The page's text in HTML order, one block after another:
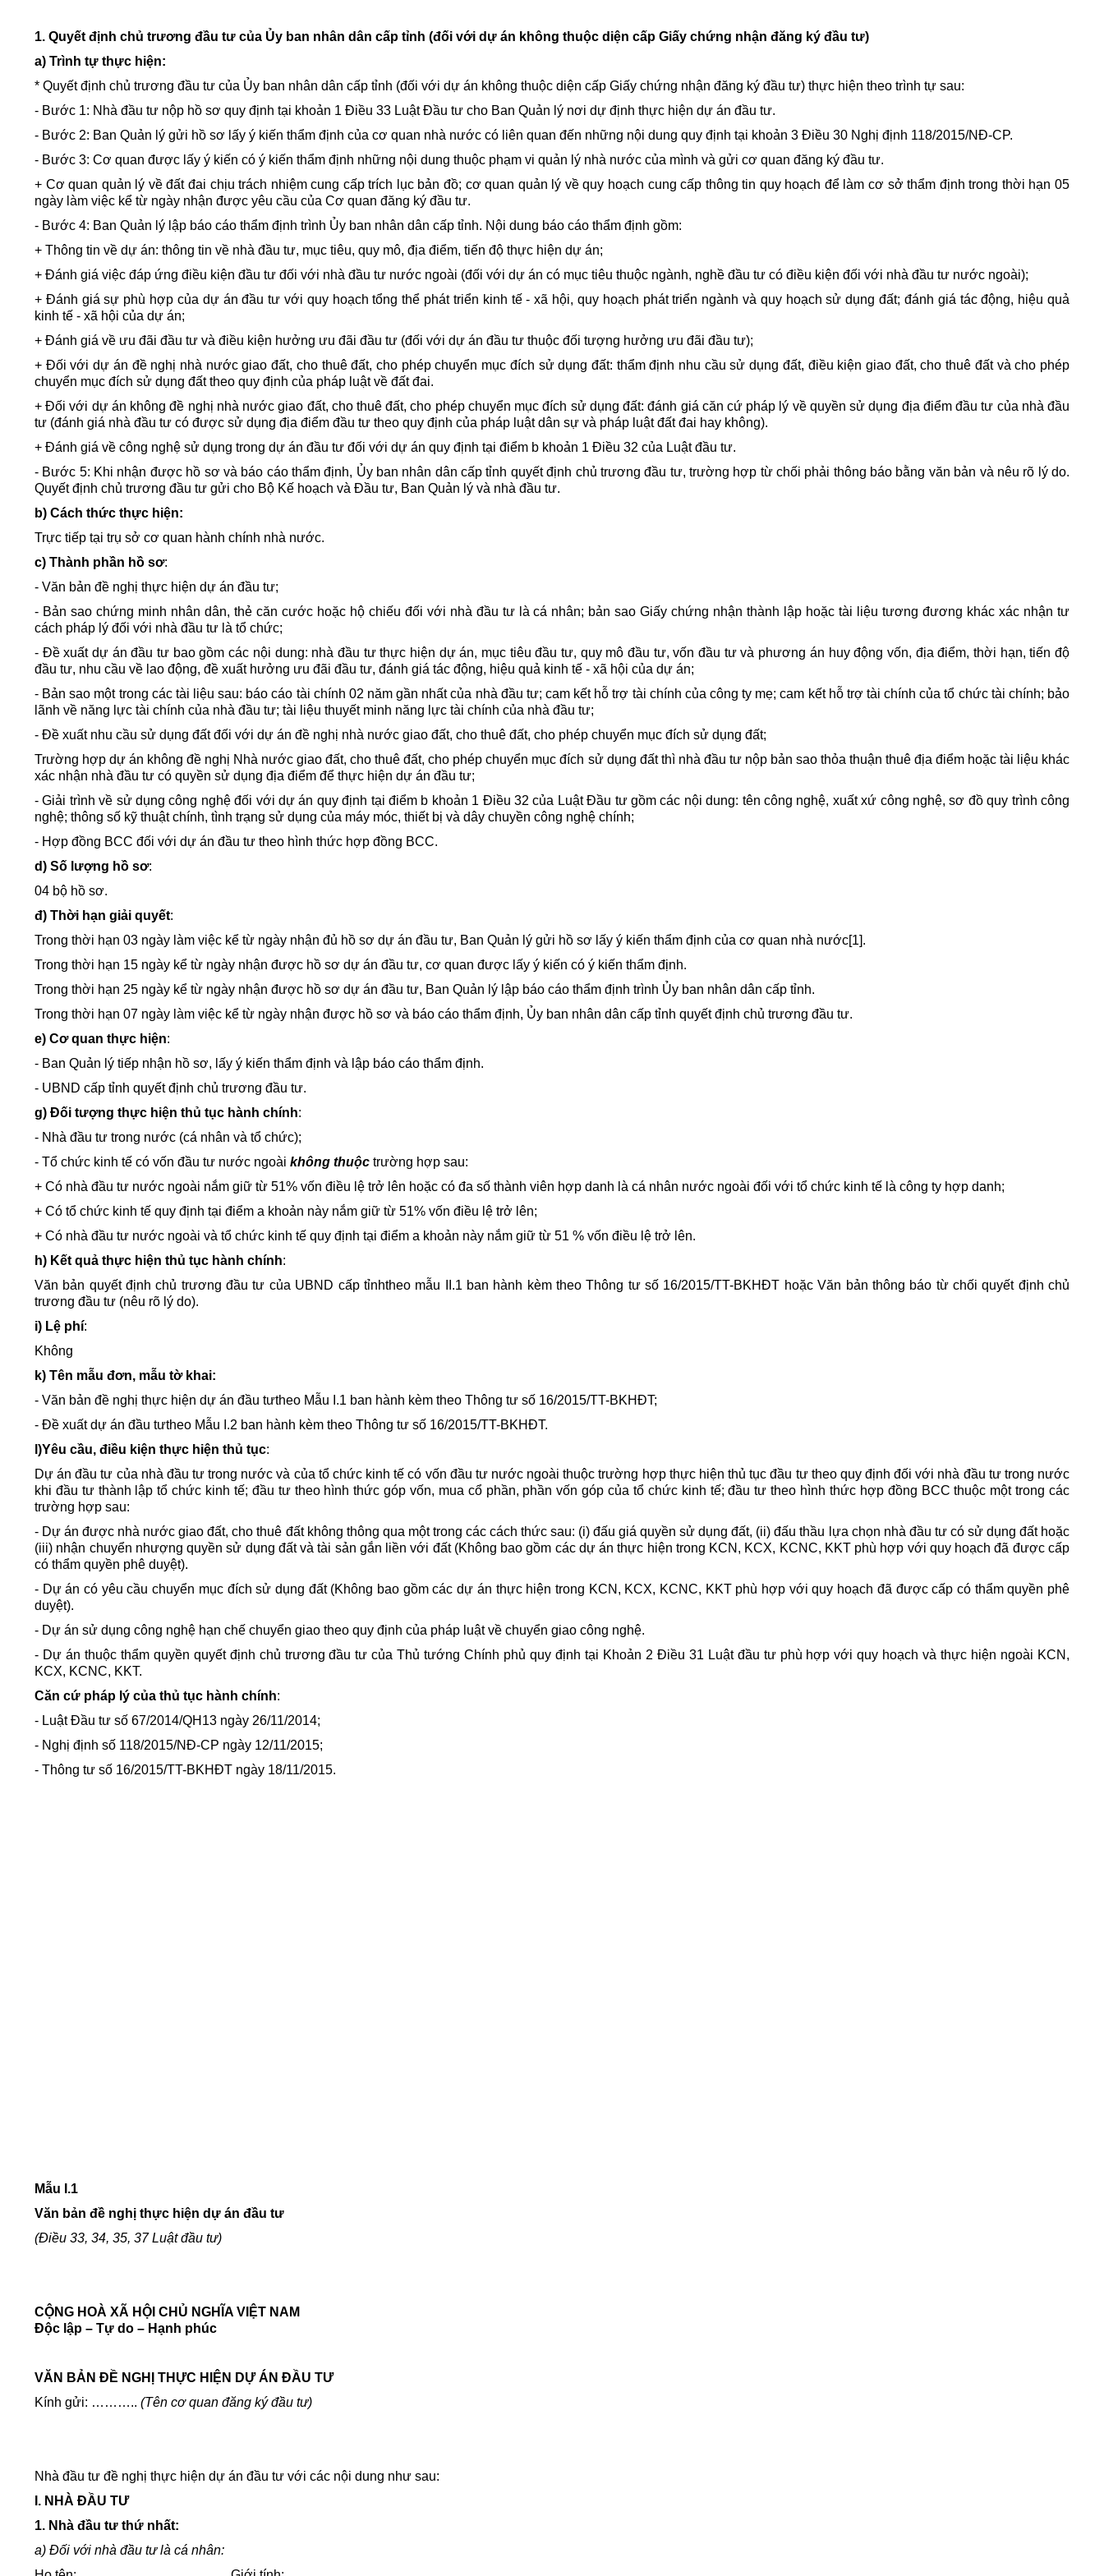
Tuyên truyền
Xin ý kiến về dự thảo văn bản quy phạm pháp luật
Thông báo mời họp
1. Quyết định chủ trương đầu tư của Ủy ban nhân dân cấp tỉnh (đối với dự án không thuộc diện cấp Giấy chứng nhận đăng ký đầu tư)
a) Trình tự thực hiện:
* Quyết định chủ trương đầu tư của Ủy ban nhân dân cấp tỉnh (đối với dự án không thuộc diện cấp Giấy chứng nhận đăng ký đầu tư) thực hiện theo trình tự sau:
- Bước 1: Nhà đầu tư nộp hồ sơ quy định tại khoản 1 Điều 33 Luật Đầu tư cho Ban Quản lý nơi dự định thực hiện dự án đầu tư.
- Bước 2: Ban Quản lý gửi hồ sơ lấy ý kiến thẩm định của cơ quan nhà nước có liên quan đến những nội dung quy định tại khoản 3 Điều 30 Nghị định 118/2015/NĐ-CP.
- Bước 3: Cơ quan được lấy ý kiến có ý kiến thẩm định những nội dung thuộc phạm vi quản lý nhà nước của mình và gửi cơ quan đăng ký đầu tư.
+ Cơ quan quản lý về đất đai chịu trách nhiệm cung cấp trích lục bản đồ; cơ quan quản lý về quy hoạch cung cấp thông tin quy hoạch để làm cơ sở thẩm định trong thời hạn 05
ngày làm việc kể từ ngày nhận được yêu cầu của Cơ quan đăng ký đầu tư.
- Bước 4: Ban Quản lý lập báo cáo thẩm định trình Ủy ban nhân dân cấp tỉnh. Nội dung báo cáo thẩm định gồm:
+ Thông tin về dự án: thông tin về nhà đầu tư, mục tiêu, quy mô, địa điểm, tiến độ thực hiện dự án;
+ Đánh giá việc đáp ứng điều kiện đầu tư đối với nhà đầu tư nước ngoài (đối với dự án có mục tiêu thuộc ngành, nghề đầu tư có điều kiện đối với nhà đầu tư nước ngoài);
+ Đánh giá sự phù hợp của dự án đầu tư với quy hoạch tổng thể phát triển kinh tế - xã hội, quy hoạch phát triển ngành và quy hoạch sử dụng đất; đánh giá tác động, hiệu quả
kinh tế - xã hội của dự án;
+ Đánh giá về ưu đãi đầu tư và điều kiện hưởng ưu đãi đầu tư (đối với dự án đầu tư thuộc đối tượng hưởng ưu đãi đầu tư);
+ Đối với dự án đề nghị nhà nước giao đất, cho thuê đất, cho phép chuyển mục đích sử dụng đất: thẩm định nhu cầu sử dụng đất, điều kiện giao đất, cho thuê đất và cho phép
chuyển mục đích sử dụng đất theo quy định của pháp luật về đất đai.
+ Đối với dự án không đề nghị nhà nước giao đất, cho thuê đất, cho phép chuyển mục đích sử dụng đất: đánh giá căn cứ pháp lý về quyền sử dụng địa điểm đầu tư của nhà đầu
tư (đánh giá nhà đầu tư có được sử dụng địa điểm đầu tư theo quy định của pháp luật dân sự và pháp luật đất đai hay không).
+ Đánh giá về công nghệ sử dụng trong dự án đầu tư đối với dự án quy định tại điểm b khoản 1 Điều 32 của Luật đầu tư.
- Bước 5: Khi nhận được hồ sơ và báo cáo thẩm định, Ủy ban nhân dân cấp tỉnh quyết định chủ trương đầu tư, trường hợp từ chối phải thông báo bằng văn bản và nêu rõ lý do.
Quyết định chủ trương đầu tư gửi cho Bộ Kế hoạch và Đầu tư, Ban Quản lý và nhà đầu tư.
b) Cách thức thực hiện:
Trực tiếp tại trụ sở cơ quan hành chính nhà nước.
c) Thành phần hồ sơ:
- Văn bản đề nghị thực hiện dự án đầu tư;
- Bản sao chứng minh nhân dân, thẻ căn cước hoặc hộ chiếu đối với nhà đầu tư là cá nhân; bản sao Giấy chứng nhận thành lập hoặc tài liệu tương đương khác xác nhận tư
cách pháp lý đối với nhà đầu tư là tổ chức;
- Đề xuất dự án đầu tư bao gồm các nội dung: nhà đầu tư thực hiện dự án, mục tiêu đầu tư, quy mô đầu tư, vốn đầu tư và phương án huy động vốn, địa điểm, thời hạn, tiến độ
đầu tư, nhu cầu về lao động, đề xuất hưởng ưu đãi đầu tư, đánh giá tác động, hiệu quả kinh tế - xã hội của dự án;
- Bản sao một trong các tài liệu sau: báo cáo tài chính 02 năm gần nhất của nhà đầu tư; cam kết hỗ trợ tài chính của công ty mẹ; cam kết hỗ trợ tài chính của tổ chức tài chính; bảo
lãnh về năng lực tài chính của nhà đầu tư; tài liệu thuyết minh năng lực tài chính của nhà đầu tư;
- Đề xuất nhu cầu sử dụng đất đối với dự án đề nghị nhà nước giao đất, cho thuê đất, cho phép chuyển mục đích sử dụng đất;
Trường hợp dự án không đề nghị Nhà nước giao đất, cho thuê đất, cho phép chuyển mục đích sử dụng đất thì nhà đầu tư nộp bản sao thỏa thuận thuê địa điểm hoặc tài liệu khác
xác nhận nhà đầu tư có quyền sử dụng địa điểm để thực hiện dự án đầu tư;
- Giải trình về sử dụng công nghệ đối với dự án quy định tại điểm b khoản 1 Điều 32 của Luật Đầu tư gồm các nội dung: tên công nghệ, xuất xứ công nghệ, sơ đồ quy trình công
nghệ; thông số kỹ thuật chính, tình trạng sử dụng của máy móc, thiết bị và dây chuyền công nghệ chính;
- Hợp đồng BCC đối với dự án đầu tư theo hình thức hợp đồng BCC.
d) Số lượng hồ sơ:
04 bộ hồ sơ.
đ) Thời hạn giải quyết:
Trong thời hạn 03 ngày làm việc kể từ ngày nhận đủ hồ sơ dự án đầu tư, Ban Quản lý gửi hồ sơ lấy ý kiến thẩm định của cơ quan nhà nước[1].
Trong thời hạn 15 ngày kể từ ngày nhận được hồ sơ dự án đầu tư, cơ quan được lấy ý kiến có ý kiến thẩm định.
Trong thời hạn 25 ngày kể từ ngày nhận được hồ sơ dự án đầu tư, Ban Quản lý lập báo cáo thẩm định trình Ủy ban nhân dân cấp tỉnh.
Trong thời hạn 07 ngày làm việc kể từ ngày nhận được hồ sơ và báo cáo thẩm định, Ủy ban nhân dân cấp tỉnh quyết định chủ trương đầu tư.
e) Cơ quan thực hiện:
- Ban Quản lý tiếp nhận hồ sơ, lấy ý kiến thẩm định và lập báo cáo thẩm định.
- UBND cấp tỉnh quyết định chủ trương đầu tư.
g) Đối tượng thực hiện thủ tục hành chính:
- Nhà đầu tư trong nước (cá nhân và tổ chức);
- Tổ chức kinh tế có vốn đầu tư nước ngoài không thuộc trường hợp sau:
+ Có nhà đầu tư nước ngoài nắm giữ từ 51% vốn điều lệ trở lên hoặc có đa số thành viên hợp danh là cá nhân nước ngoài đối với tổ chức kinh tế là công ty hợp danh;
+ Có tổ chức kinh tế quy định tại điểm a khoản này nắm giữ từ 51% vốn điều lệ trở lên;
+ Có nhà đầu tư nước ngoài và tổ chức kinh tế quy định tại điểm a khoản này nắm giữ từ 51 % vốn điều lệ trở lên.
h) Kết quả thực hiện thủ tục hành chính:
Văn bản quyết định chủ trương đầu tư của UBND cấp tỉnhtheo mẫu II.1 ban hành kèm theo Thông tư số 16/2015/TT-BKHĐT hoặc Văn bản thông báo từ chối quyết định chủ
trương đầu tư (nêu rõ lý do).
i) Lệ phí:
Không
k) Tên mẫu đơn, mẫu tờ khai:
- Văn bản đề nghị thực hiện dự án đầu tưtheo Mẫu I.1 ban hành kèm theo Thông tư số 16/2015/TT-BKHĐT;
- Đề xuất dự án đầu tưtheo Mẫu I.2 ban hành kèm theo Thông tư số 16/2015/TT-BKHĐT.
l)Yêu cầu, điều kiện thực hiện thủ tục:
Dự án đầu tư của nhà đầu tư trong nước và của tổ chức kinh tế có vốn đầu tư nước ngoài thuộc trường hợp thực hiện thủ tục đầu tư theo quy định đối với nhà đầu tư trong nước
khi đầu tư thành lập tổ chức kinh tế; đầu tư theo hình thức góp vốn, mua cổ phần, phần vốn góp của tổ chức kinh tế; đầu tư theo hình thức hợp đồng BCC thuộc một trong các
trường hợp sau:
- Dự án được nhà nước giao đất, cho thuê đất không thông qua một trong các cách thức sau: (i) đấu giá quyền sử dụng đất, (ii) đấu thầu lựa chọn nhà đầu tư có sử dụng đất hoặc
(iii) nhận chuyển nhượng quyền sử dụng đất và tài sản gắn liền với đất (Không bao gồm các dự án thực hiện trong KCN, KCX, KCNC, KKT phù hợp với quy hoạch đã được cấp
có thẩm quyền phê duyệt).
- Dự án có yêu cầu chuyển mục đích sử dụng đất (Không bao gồm các dự án thực hiện trong KCN, KCX, KCNC, KKT phù hợp với quy hoạch đã được cấp có thẩm quyền phê
duyệt).
- Dự án sử dụng công nghệ hạn chế chuyển giao theo quy định của pháp luật về chuyển giao công nghệ.
- Dự án thuộc thẩm quyền quyết định chủ trương đầu tư của Thủ tướng Chính phủ quy định tại Khoản 2 Điều 31 Luật đầu tư phù hợp với quy hoạch và thực hiện ngoài KCN,
KCX, KCNC, KKT.
Căn cứ pháp lý của thủ tục hành chính:
- Luật Đầu tư số 67/2014/QH13 ngày 26/11/2014;
- Nghị định số 118/2015/NĐ-CP ngày 12/11/2015;
- Thông tư số 16/2015/TT-BKHĐT ngày 18/11/2015.
Mẫu I.1
Văn bản đề nghị thực hiện dự án đầu tư
(Điều 33, 34, 35, 37 Luật đầu tư)
CỘNG HOÀ XÃ HỘI CHỦ NGHĨA VIỆT NAM
Độc lập – Tự do – Hạnh phúc
VĂN BẢN ĐỀ NGHỊ THỰC HIỆN DỰ ÁN ĐẦU TƯ
Kính gửi: ……….. (Tên cơ quan đăng ký đầu tư)
Nhà đầu tư đề nghị thực hiện dự án đầu tư với các nội dung như sau:
I. NHÀ ĐẦU TƯ
1. Nhà đầu tư thứ nhất:
a) Đối với nhà đầu tư là cá nhân: